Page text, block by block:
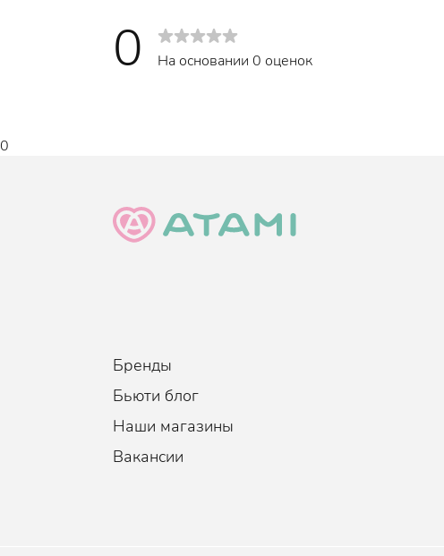
0 На основании 0 оценок
0
Бренды
Бьюти блог
Наши магазины
Вакансии